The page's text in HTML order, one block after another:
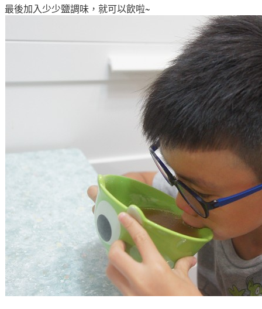
最後加入少少鹽調味，就可以飲啦~